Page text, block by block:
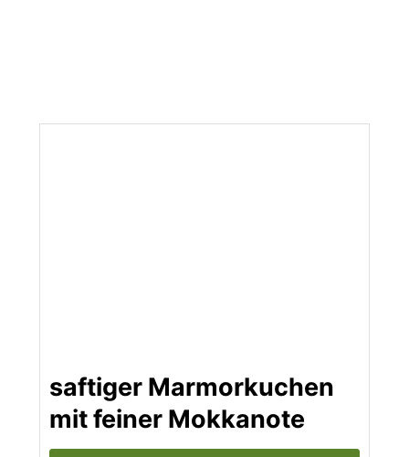
saftiger Marmorkuchen
mit feiner Mokkanote